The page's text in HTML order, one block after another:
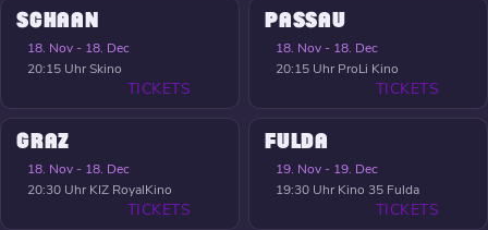
SCHAAN
18. Nov - 18. Dec
20:15 UhrSkino
TICKETS
PASSAU
18. Nov - 18. Dec
20:15 Uhr ProLi Kino
TICKETS
GRAZ
18. Nov - 18. Dec
20:30 Uhr KIZ RoyalKino
TICKETS
FULDA
19. Nov - 19. Dec
19:30 Uhr Kino 35 Fulda
TICKETS